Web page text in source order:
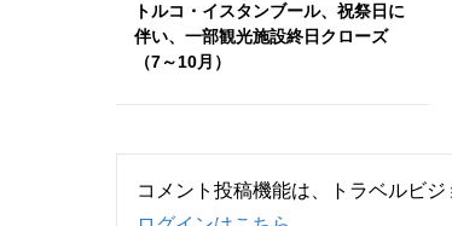
トルコ・イスタンブール、祝祭日に
伴い、一部観光施設終日クローズ
（7～10月）
コメント投稿機能は、トラベルビ